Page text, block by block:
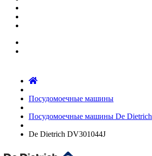
Посудомоечные машины
Посудомоечные машины De Dietrich
De Dietrich DV301044J